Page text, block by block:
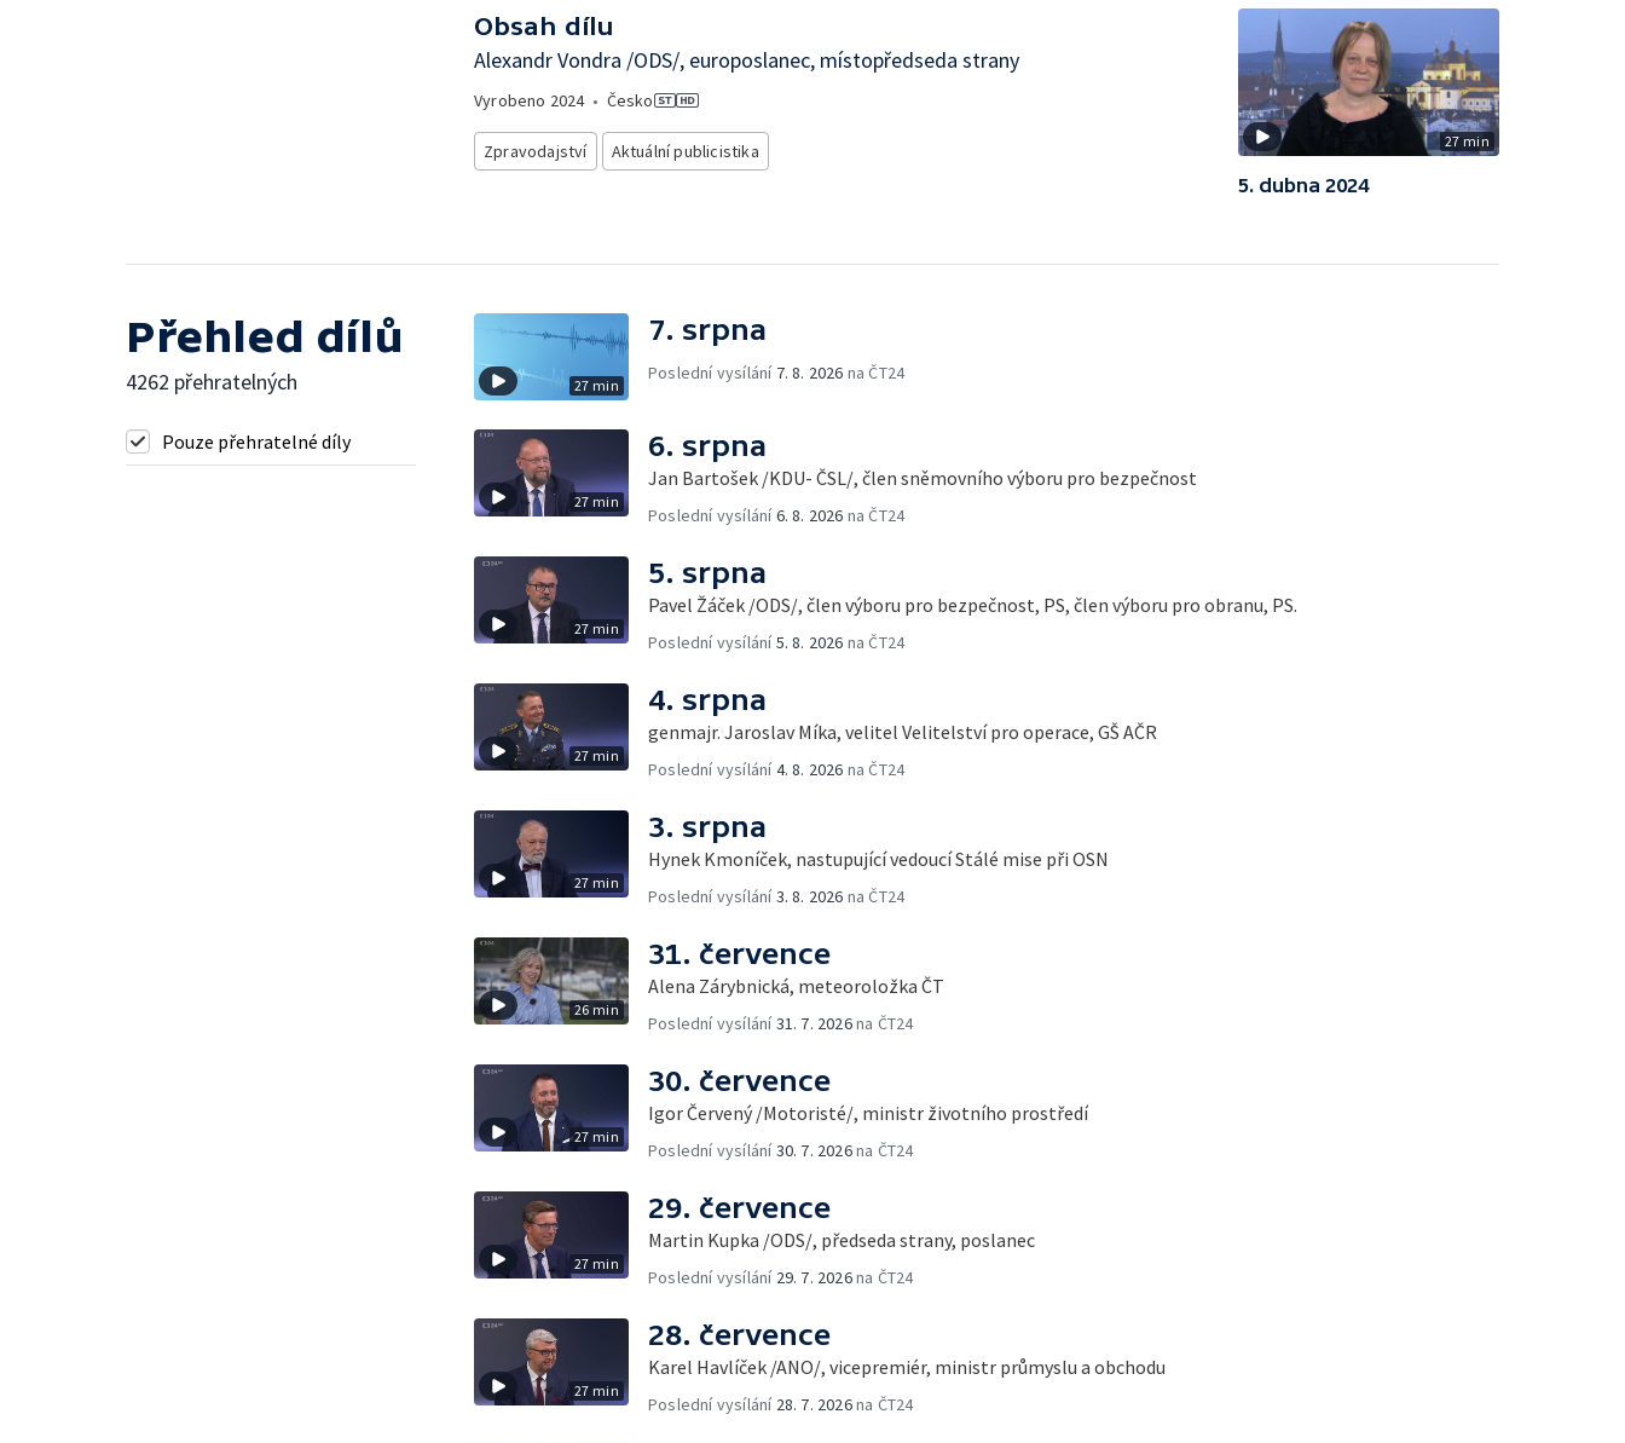
Obsah dílu
Alexandr Vondra /ODS/, europoslanec, místopředseda strany
Vyrobeno 2024• Česko
Zpravodajství Aktuální publicistika 27 min
5. dubna 2024
Přehled dílů
4262 přehratelných
Pouze přehratelné díly
27 min
7. srpna
Poslední vysílání 7. 8. 2026 na ČT24
27 min
6. srpna
Jan Bartošek /KDU- ČSL/, člen sněmovního výboru pro bezpečnost
Poslední vysílání6. 8. 2026 na ČT24
27 min
5. srpna
Pavel Žáček /ODS/, člen výboru pro bezpečnost, PS, člen výboru pro obranu, PS.
Poslední vysílání5. 8. 2026 na ČT24
27 min
4. srpna
genmajr. Jaroslav Míka, velitel Velitelství pro operace, GŠ AČR
Poslední vysílání4. 8. 2026 na ČT24
27 min
3. srpna
Hynek Kmoníček, nastupující vedoucí Stálé mise při OSN
Poslední vysílání3. 8. 2026 na ČT24
26 min
31. července
Alena Zárybnická, meteoroložka ČT
Poslední vysílání31. 7. 2026na ČT24
27 min
30. července
Igor Červený /Motoristé/, ministr životního prostředí
Poslední vysílání30. 7. 2026na ČT24
27 min
29. července
Martin Kupka /ODS/, předseda strany, poslanec
Poslední vysílání 29. 7. 2026na ČT24
27 min
28. července
Karel Havlíček /ANO/, vicepremiér, ministr průmyslu a obchodu
Poslední vysílání 28. 7. 2026na ČT24